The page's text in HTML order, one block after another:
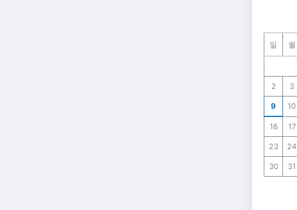
일 월
2 3
9 10
16 17
23 24
30 31